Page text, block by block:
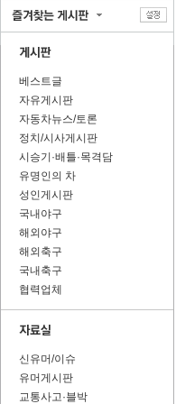
베스트글
자유게시판
자동차뉴스/토론
정치/시사게시판
시승기·배틀·목격담
유명인의 차
성인게시판
국내야구
해외야구
해외축구
국내축구
협력업체
신유머/이슈
유머게시판
교통사고·블박